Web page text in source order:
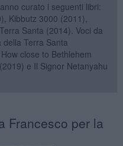
curato i seguenti libri:
Kibbutz 3000 (2011),
Santa (2014). Voci da
Terra Santa
close to Bethlehem
e Il Signor Netanyahu
Francesco per la